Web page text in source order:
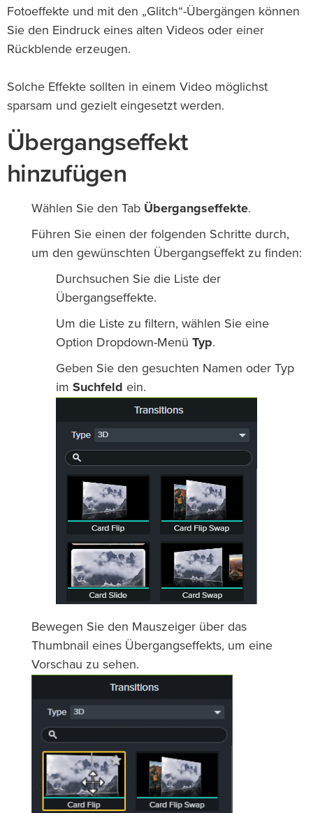
Fotoeffekte und mit den „Glitch“-Übergängen können
Sie den Eindruck eines alten Videos oder einer
Rückblende erzeugen.
Solche Effekte sollten in einem Video möglichst
sparsam und gezielt eingesetzt werden.
Übergangseffekt
hinzufügen
Wählen Sie den Tab Übergangseffekte.
Führen Sie einen der folgenden Schritte durch,
um den gewünschten Übergangseffekt zu finden:
Durchsuchen Sie die Liste der
Übergangseffekte.
Um die Liste zu filtern, wählen Sie eine
Option Dropdown-Menü Typ.
Geben Sie den gesuchten Namen oder Typ
im Suchfeld ein.
Bewegen Sie den Mauszeiger über das
Thumbnail eines Übergangseffekts, um eine
Vorschau zu sehen.